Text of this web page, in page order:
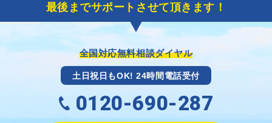
その内容を屋根コネクトが確認できた日時から翌月末
までには送付手配させていただきます。
※キャッシュバックの金額は契約金額によって異なり
ます。
最後までサポートさせて頂きます！
全国対応無料相談ダイヤル
土日祝日もOK! 24時間電話受付
0120-690-287